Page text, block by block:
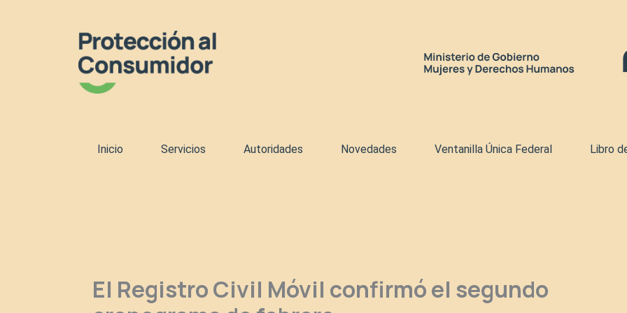
Inicio Servicios Autoridades Novedades Ventanilla Única Federal Libro
El Registro Civil Móvil confirmó el segundo